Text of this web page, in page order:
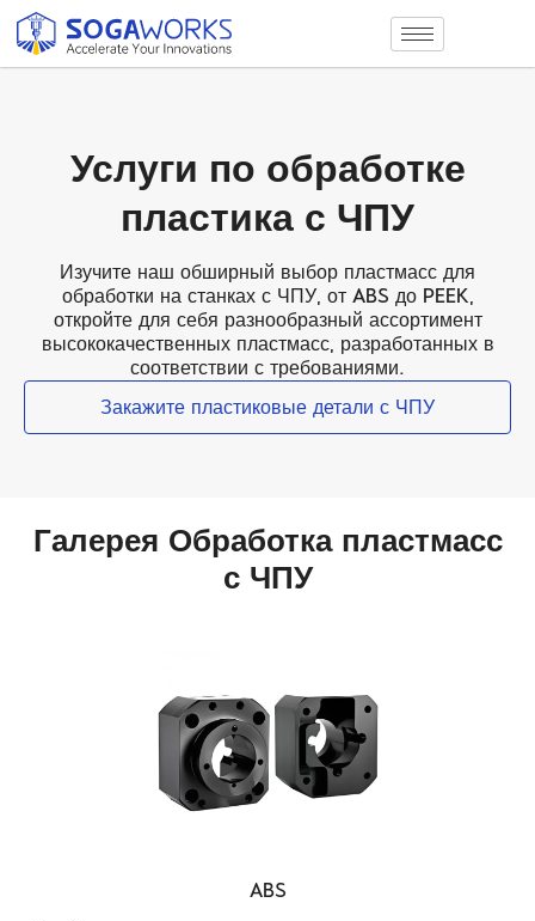
Услуги по обработке
пластика с ЧПУ
Изучите наш обширный выбор пластмасс для
обработки на станках с ЧПУ, от ABS до PEEK,
откройте для себя разнообразный ассортимент
высококачественных пластмасс, разработанных в
соответствии с требованиями.
Закажите пластиковые детали с ЧПУ
Галерея Обработка пластмасс
с ЧПУ
ABS